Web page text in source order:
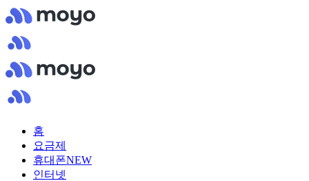
홈
요금제
휴대폰NEW
인터넷